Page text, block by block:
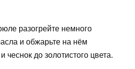
разогрейте немного
и обжарьте на нём
чеснок до золотистого цвета.